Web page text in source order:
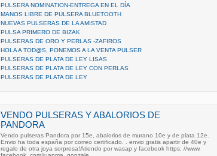
PULSERA NOMINATION-ENTREGA EN EL DÍA
MANOS LIBRE DE PULSERA BLUETOOTH
NUEVAS PULSERAS DE LA AMISTAD
PULSA PRIMERO DE BIZAK
PULSERAS DE ORO Y PERLAS -ZAFIROS
HOLA A TOD@S, PONEMOS A LA VENTA PULSER
PULSERAS DE PLATA DE LEY LISAS
PULSERAS DE PLATA DE LEY CON PERLAS
PULSERAS DE PLATA DE LEY
VENDO PULSERAS Y ABALORIOS DE
PANDORA
Vendo pulseras Pandora por 15e, abalorios de murano 10e y de plata 12e.
Envio ha toda españa por correo certificado. . envio gratis apartir de 40e y
regalo de otra joya sorpresa!Atiendo por wasap y facebook https: //www.